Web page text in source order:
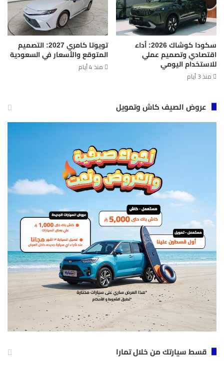
سكودا كوشاك 2026: أداء
اقتصادي وتصميم عملي
للاستخدام اليومي
منذ 3 أيام
تويوتا كامري 2027: التصميم
المتوقع والأسعار في السعودية
منذ 4 أيام
عروض الصيف كاش وتمويل
قسط سيارتك من خلال تمارا